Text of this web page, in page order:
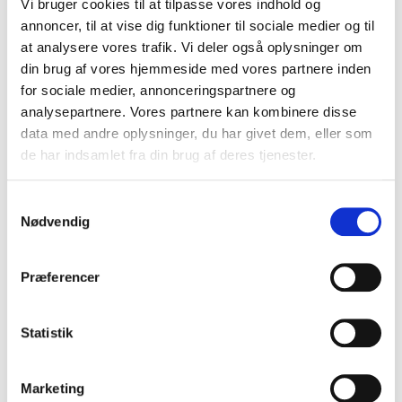
Vi bruger cookies til at tilpasse vores indhold og
annoncer, til at vise dig funktioner til sociale medier og til
at analysere vores trafik. Vi deler også oplysninger om
din brug af vores hjemmeside med vores partnere inden
for sociale medier, annonceringspartnere og
analysepartnere. Vores partnere kan kombinere disse
data med andre oplysninger, du har givet dem, eller som
de har indsamlet fra din brug af deres tjenester.
Nødvendig
Præferencer
Statistik
Marketing
30,00 DKK
(inkl. moms)